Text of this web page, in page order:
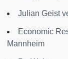
Julian Geist
Economic
Mannheim